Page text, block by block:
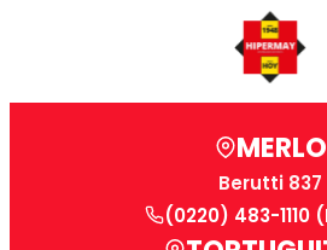
MERLO
Berutti 837
(0220) 483-1110